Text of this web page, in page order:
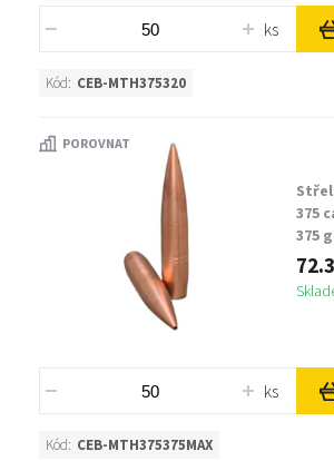
ks
Kód: CEB-MTH375320
POROVNAT
375
375
MTH
ks
Kód: CEB-MTH375375MAX